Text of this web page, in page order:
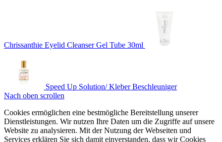
Chrissanthie Eyelid Cleanser Gel Tube 30ml
Speed Up Solution/ Kleber Beschleuniger
Nach oben scrollen
Cookies ermöglichen eine bestmögliche Bereitstellung unserer
Dienstleistungen. Wir nutzen Ihre Daten um die Zugriffe auf unsere
Website zu analysieren. Mit der Nutzung der Webseiten und
Services erklären Sie sich damit einverstanden, dass wir Cookies